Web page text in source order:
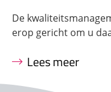
De
erop gericht om u
Lees meer